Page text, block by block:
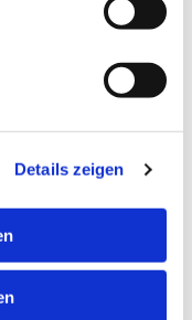
Details zeigen
auch